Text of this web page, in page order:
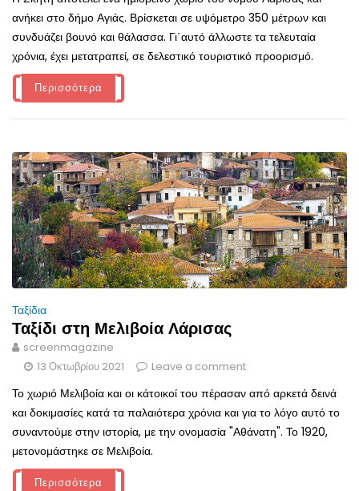
ανήκει στο δήμο Αγιάς. Βρίσκεται σε υψόμετρο 350 μέτρων και
συνδυάζει βουνό και θάλασσα. Γι΄αυτό άλλωστε τα τελευταία
χρόνια, έχει μετατραπεί, σε δελεστικό τουριστικό προορισμό.
Περισσότερα
Ταξίδια
Ταξίδι στη Μελιβοία Λάρισας
screenmagazine
13 Οκτωβρίου 2021
Leave a comment
Το χωριό Μελιβοία και οι κάτοικοί του πέρασαν από αρκετά δεινά
και δοκιμασίες κατά τα παλαιότερα χρόνια και για το λόγο αυτό το
συναντούμε στην ιστορία, με την ονομασία "Αθάνατη". Το 1920,
μετονομάστηκε σε Μελιβοία.
Περισσότερα